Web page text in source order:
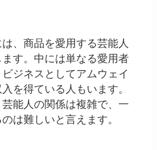
、商品を愛用する芸能人
す。中には単なる愛用者
ジネスとしてアムウェイ
を得ている人もいます。
能人の関係は複雑で、一
は難しいと言えます。